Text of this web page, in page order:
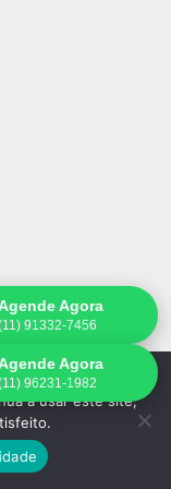
Agora
91332-7456
Agora
96231-1982
tenha a melhor
a usar este site,